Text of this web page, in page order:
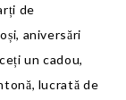
de
aniversări
un cadou,
lucrată de